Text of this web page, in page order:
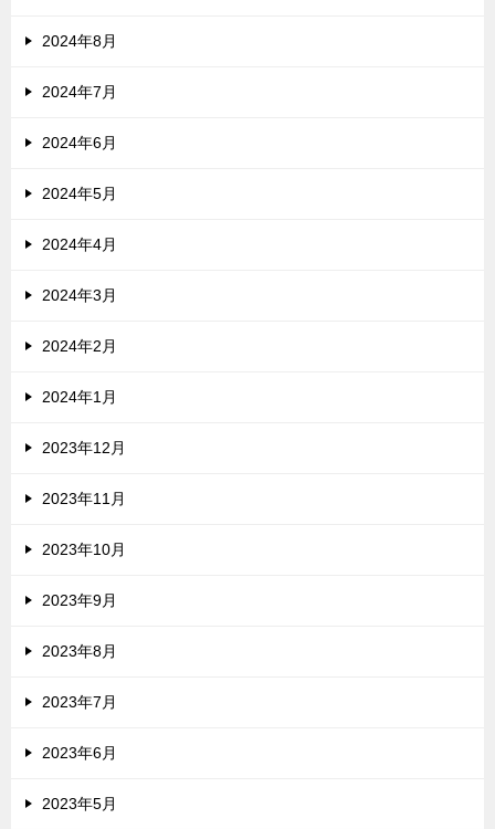
2024年8月
2024年7月
2024年6月
2024年5月
2024年4月
2024年3月
2024年2月
2024年1月
2023年12月
2023年11月
2023年10月
2023年9月
2023年8月
2023年7月
2023年6月
2023年5月